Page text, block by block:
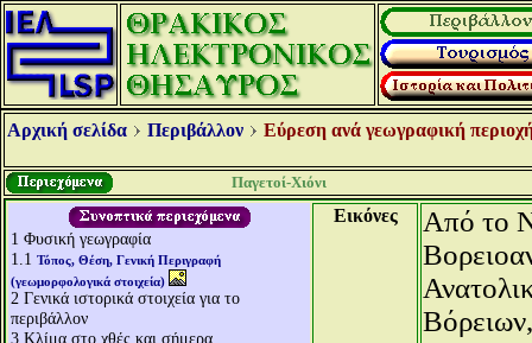
Αρχική σελίδα Περιβάλλον Εύρεση ανά γεωγραφική
Παγετοί-Χιόνι
1 Φυσική γεωγραφία
1.1 Τόπος, Θέση, Γενική Περιγραφή
(γεωμορφολογικά στοιχεία)
2 Γενικά ιστορικά στοιχεία για το
περιβάλλον
3 Κλίμα στο χθές και σήμερα
Εικόνες
Από το